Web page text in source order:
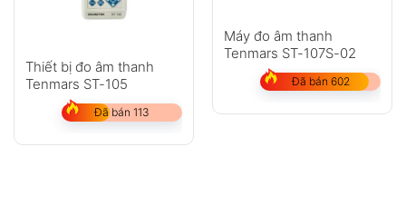
Thiết bị đo âm thanh
Tenmars ST-105
Đã bán 113
Máy đo âm thanh
Tenmars ST-107S-02
Đã bán 602